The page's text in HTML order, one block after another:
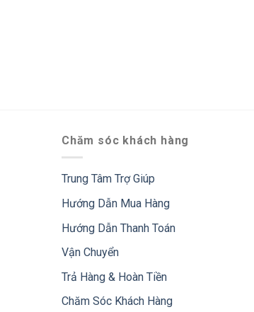
Chăm sóc khách hàng
Trung Tâm Trợ Giúp
Hướng Dẫn Mua Hàng
Hướng Dẫn Thanh Toán
Vận Chuyển
Trả Hàng & Hoàn Tiền
Chăm Sóc Khách Hàng